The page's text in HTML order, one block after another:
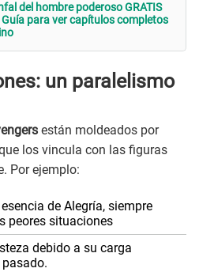
del hombre poderoso GRATIS
para ver capítulos completos
un paralelismo
están moldeados por
los vincula con las figuras
Por ejemplo:
de Alegría, siempre
peores situaciones
debido a su carga